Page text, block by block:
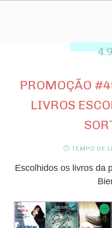
PROMOÇÃO
LIVROS
⏱ TEMPO DE
Escolhidos os livros da